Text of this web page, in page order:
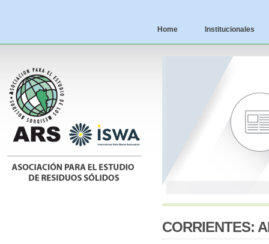
Home Institucionales
CORRIENTES: